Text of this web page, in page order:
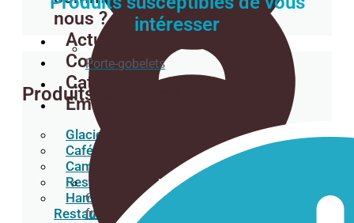
nous ?
Actualités
Contact
Catalogues
Emterprises
Glaciers
Cafétérias
Camions-restaurants
Restaurants orientaux
Hamburgers
Restaurants
Gobelets en carton pour les boissons
froides.
Porte-gobelets
intéresser
Produits similaires